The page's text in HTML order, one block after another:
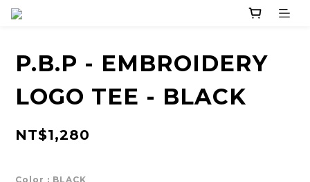
P.B.P - EMBROIDERY
LOGO TEE - BLACK
NT$1,280
Color : BLACK